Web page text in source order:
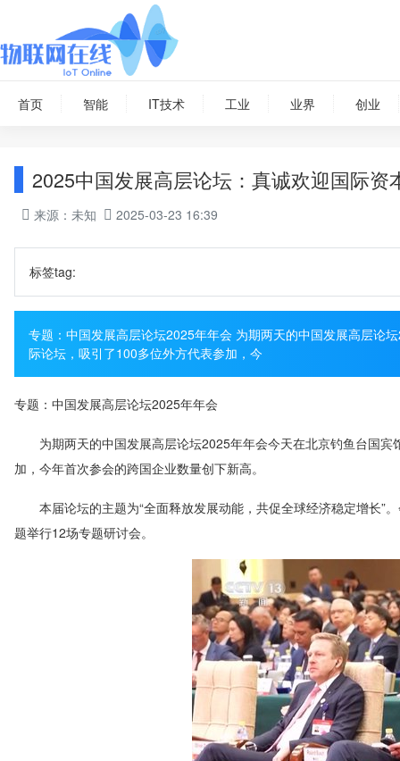
首页 智能 IT技术 工业 业界 创业
2025中国发展高层论坛：真诚欢迎国际资
来源：未知 2025-03-23 16:39
标签tag:
专题：中国发展高层论坛2025年年会 为期两天的中国发展高层论
际论坛，吸引了100多位外方代表参加，今
专题：中国发展高层论坛2025年年会
为期两天的中国发展高层论坛2025年年会今天在北京钓鱼台国宾
加，今年首次参会的跨国企业数量创下新高。
本届论坛的主题为“全面释放发展动能，共促全球经济稳定增长”
题举行12场专题研讨会。